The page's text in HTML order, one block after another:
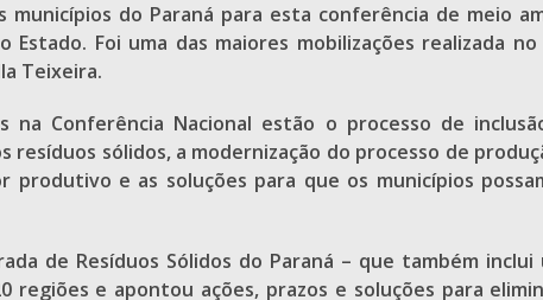
do Paraná para esta conferência de meio
Estado. Foi uma das maiores mobilizações realizada
Teixeira.
Conferência Nacional estão o processo de
sólidos, a modernização do processo de
e as soluções para que os municípios
de Resíduos Sólidos do Paraná – que também
regiões e apontou ações, prazos e soluções para